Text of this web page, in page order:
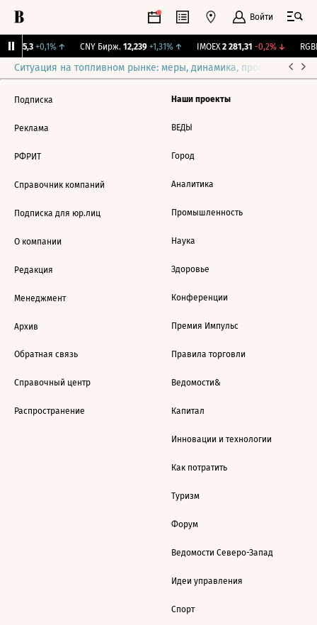
Войти
115,3 +0,1%↑ CNY Бирж. 12,239 +1,31%↑ IMOEX 2 281,31 -0,2%↓
Ситуация на топливном рынке: меры, динамика, прогнозы
Подписка
Реклама
РФРИТ
Справочник компаний
Подписка для юр.лиц
О компании
Редакция
Менеджмент
Архив
Обратная связь
Справочный центр
Распространение
Наши проекты
ВЕДЫ
Город
Аналитика
Промышленность
Наука
Здоровье
Конференции
Премия Импульс
Правила торговли
Ведомости&
Капитал
Инновации и технологии
Как потратить
Туризм
Форум
Ведомости Северо-Запад
Идеи управления
Спорт